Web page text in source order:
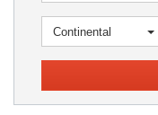
Continental